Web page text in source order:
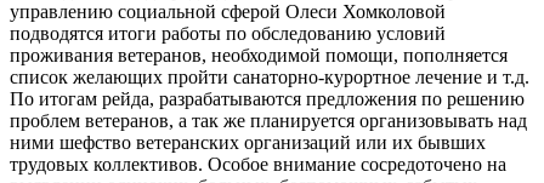
управлению социальной сферой Олеси Хомколовой
подводятся итоги работы по обследованию условий
проживания ветеранов, необходимой помощи, пополняется
список желающих пройти санаторно-курортное лечение и т.д.
По итогам рейда, разрабатываются предложения по решению
проблем ветеранов, а так же планируется организовывать над
ними шефство ветеранских организаций или их бывших
трудовых коллективов. Особое внимание сосредоточено на